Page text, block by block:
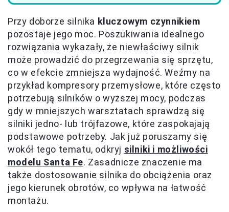
Przy doborze silnika kluczowym czynnikiem
pozostaje jego moc. Poszukiwania idealnego
rozwiązania wykazały, że niewłaściwy silnik
może prowadzić do przegrzewania się sprzętu,
co w efekcie zmniejsza wydajność. Weźmy na
przykład kompresory przemysłowe, które często
potrzebują silników o wyższej mocy, podczas
gdy w mniejszych warsztatach sprawdzą się
silniki jedno- lub trójfazowe, które zaspokajają
podstawowe potrzeby. Jak już poruszamy się
wokół tego tematu, odkryj silniki i możliwości
modelu Santa Fe. Zasadnicze znaczenie ma
także dostosowanie silnika do obciążenia oraz
jego kierunek obrotów, co wpływa na łatwość
montażu.